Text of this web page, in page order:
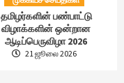
தமிழர்களின் பண்பாட்டு
விழாக்களின் ஒன்றான
ஆடிப்பெருவிழா 2026
21 ஜூலை 2026